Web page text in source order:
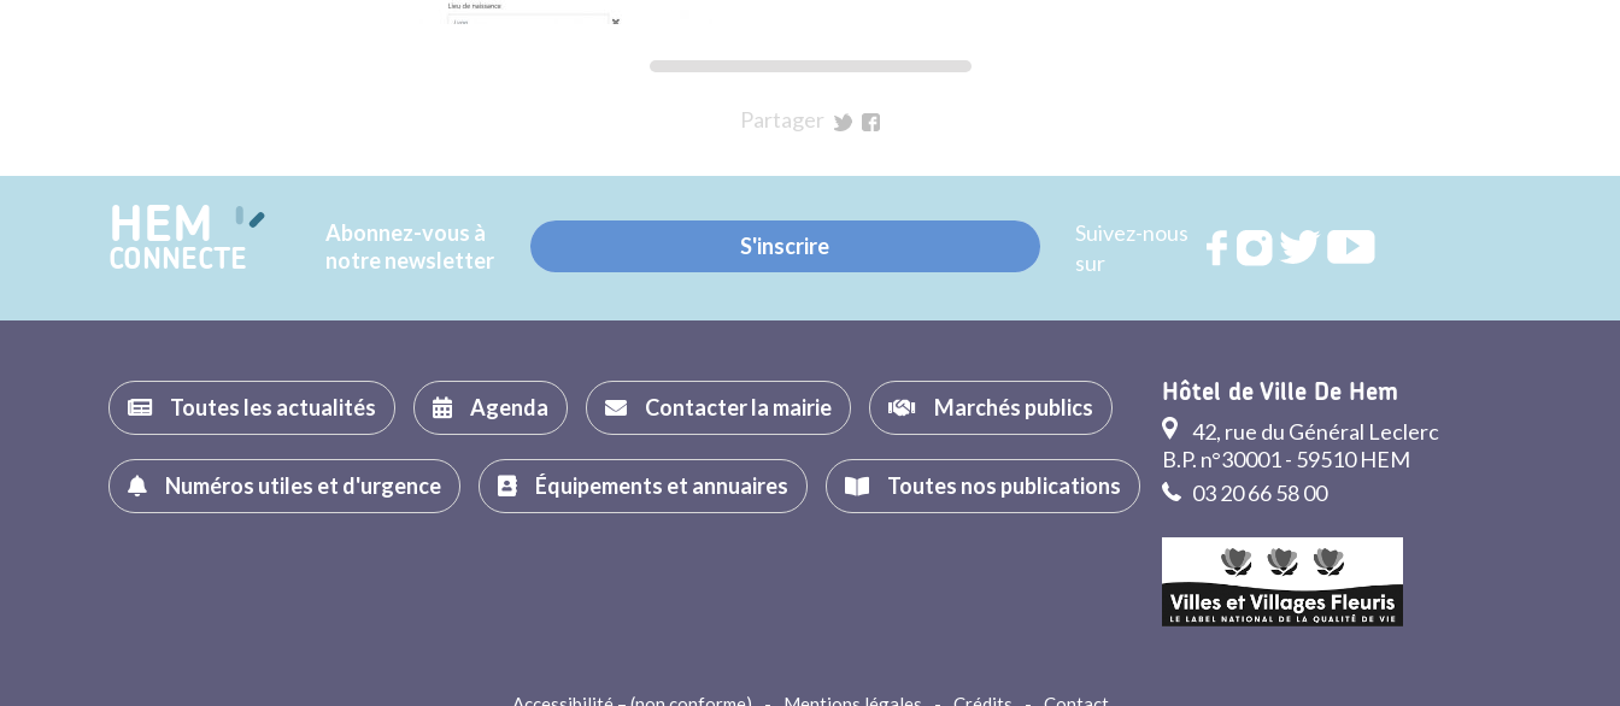
Partager
Twitter
Facebook
HEM
CONNECTE
Abonnez-vous à
notre newsletter
S'inscrire
Suivez-nous
sur
RejoignezRejoignezRejoignez
Toutes les actualités Agenda Contacter la mairie Marchés publics
Numéros utiles et d'urgence Équipements et annuaires Toutes nos publications
Hôtel de Ville De Hem
42, rue du Général Leclerc
B.P. n°30001 - 59510 HEM
03 20 66 58 00